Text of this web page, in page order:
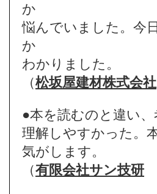
か
悩んでいました。今
か
わかりました。
（松坂屋建材株式会社
●本を読むのと違い
理解しやすかった。
気がします。
（有限会社サン技研